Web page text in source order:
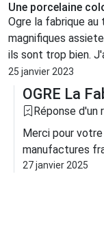
Une porcelaine
Ogre la fabrique
magnifiques
ils sont trop bien.
completer mon
Bravo !
25 janvier 2023
OGRE La
Réponse
Merci pour
manufactures
27 janvier 2025